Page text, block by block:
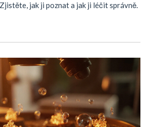
jak ji poznat a jak ji léčit správně.